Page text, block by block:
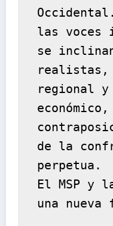
las voces
se
realistas,
regional
económico,
de la
perpetua.
El MSP y
una